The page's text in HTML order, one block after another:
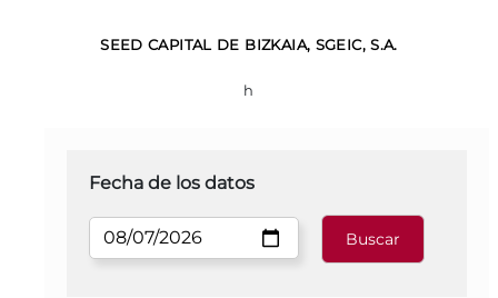
SEED CAPITAL DE BIZKAIA, SGEIC, S.A.
h
Fecha de los datos